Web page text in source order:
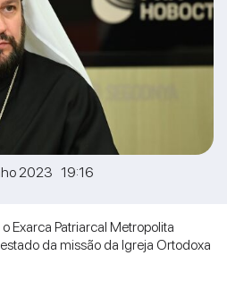
2023 19:16
Exarca Patriarcal Metropolita
da missão da Igreja Ortodoxa